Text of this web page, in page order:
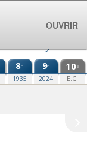
8e
1935
9e
2024
10e
E.C.
OUVRIR